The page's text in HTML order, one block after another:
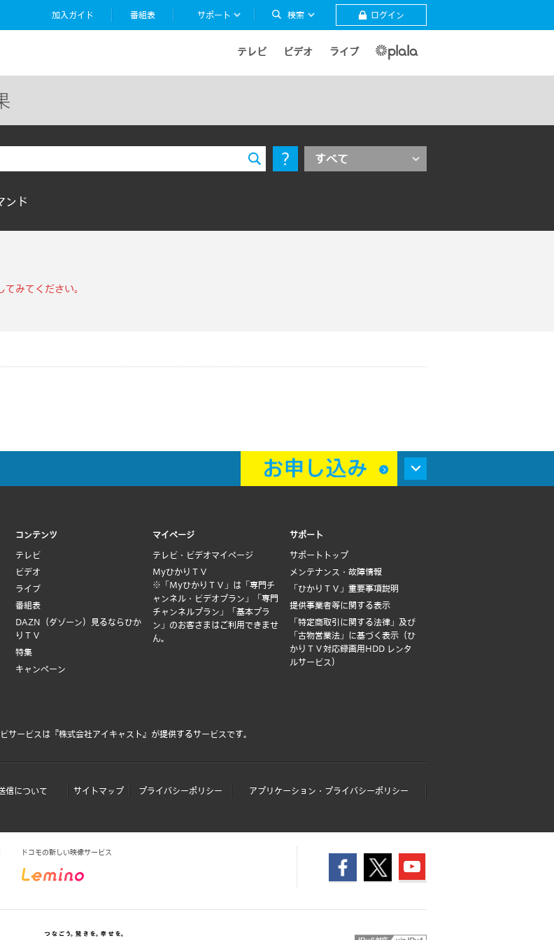
検索
加入ガイド 番組表 サポート ログイン
テレビ ビデオ ライブ
すべて
ンド
みてください。
コンテンツ
テレビ
ビデオ
ライブ
番組表
DAZN（ダゾーン）見るならひか
りＴＶ
特集
キャンペーン
マイページ
テレビ・ビデオマイページ
MyひかりＴＶ
※「MyひかりＴＶ」は「専門チ
ャンネル・ビデオプラン」「専門
チャンネルプラン」「基本プラ
ン」のお客さまはご利用できませ
ん。
サポート
サポートトップ
メンテナンス・故障情報
「ひかりＴＶ」重要事項説明
提供事業者等に関する表示
「特定商取引に関する法律」及び
「古物営業法」に基づく表示（ひ
かりＴＶ対応録画用HDD レンタ
ルサービス）
サービスは 『株式会社アイキャスト』 が提供するサービスです。
信について サイトマップ プライバシーポリシー アプリケーション・プライバシーポリシー
ドコモの新しい映像サービス